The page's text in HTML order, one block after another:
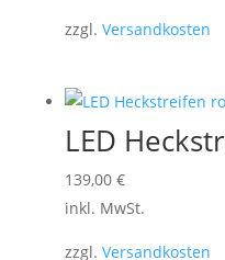
zzgl. Versandkosten
LED
139,00 €
inkl. MwSt.
zzgl. Versandkosten